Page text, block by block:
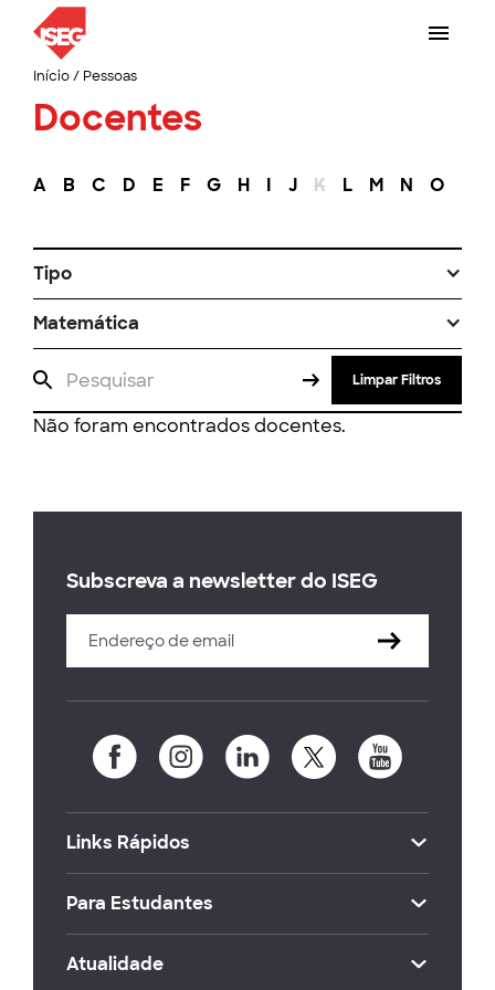
Início/ Pessoas
Docentes
A B C D E F G H I J K L M N O
Tipo
Matemática
Limpar Filtros
Não foram encontrados docentes.
Subscreva a newsletter do ISEG
Links Rápidos
Para Estudantes
Atualidade